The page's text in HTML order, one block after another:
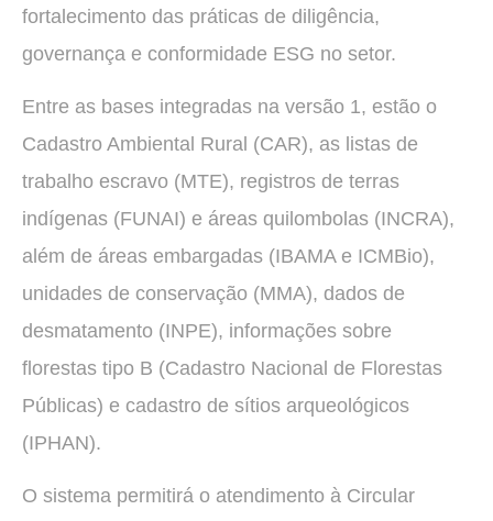
fortalecimento das práticas de diligência,
governança e conformidade ESG no setor.
Entre as bases integradas na versão 1, estão o
Cadastro Ambiental Rural (CAR), as listas de
trabalho escravo (MTE), registros de terras
indígenas (FUNAI) e áreas quilombolas (INCRA),
além de áreas embargadas (IBAMA e ICMBio),
unidades de conservação (MMA), dados de
desmatamento (INPE), informações sobre
florestas tipo B (Cadastro Nacional de Florestas
Públicas) e cadastro de sítios arqueológicos
(IPHAN).
O sistema permitirá o atendimento à Circular